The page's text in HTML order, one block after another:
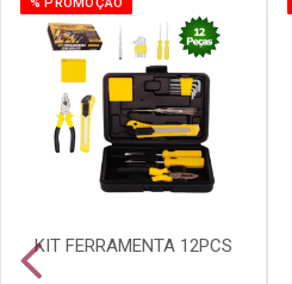
% PROMOÇÃO
KIT FERRAMENTA 12PCS